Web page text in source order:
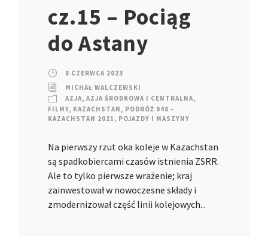
cz.15 – Pociąg
do Astany
8 CZERWCA 2023
MICHAŁ WALCZEWSKI
AZJA, AZJA ŚRODKOWA I CENTRALNA,
FILMY, KAZACHSTAN , PODRÓŻ 048 –
KAZACHSTAN 2021 , POJAZDY I MASZYNY
Na pierwszy rzut oka koleje w Kazachstan
są spadkobiercami czasów istnienia ZSRR.
Ale to tylko pierwsze wrażenie; kraj
zainwestował w nowoczesne składy i
zmodernizował część linii kolejowych...